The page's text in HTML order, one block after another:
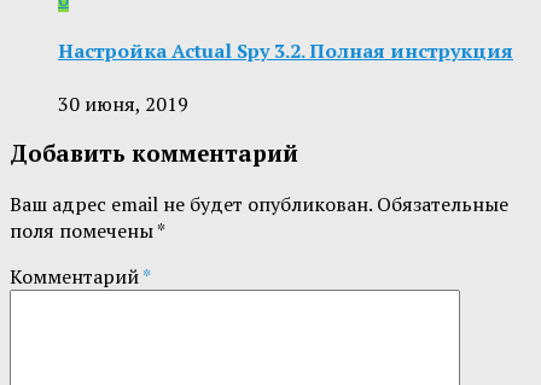
Настройка Actual Spy 3.2. Полная инструкция
30 июня, 2019
Добавить комментарий
Ваш адрес email не будет опубликован. Обязательные
поля помечены*
Комментарий*